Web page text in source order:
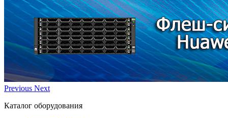
Previous Next
Каталог оборудования